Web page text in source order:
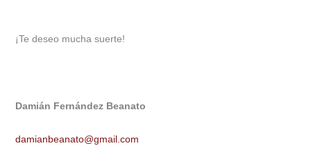
¡Te deseo mucha suerte!
Damián Fernández Beanato
damianbeanato@gmail.com